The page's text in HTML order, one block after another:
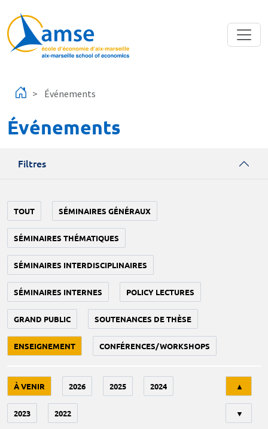
Événements
Événements
Filtres
TOUT SÉMINAIRES GÉNÉRAUX
SÉMINAIRES THÉMATIQUES
SÉMINAIRES INTERDISCIPLINAIRES
SÉMINAIRES INTERNES POLICY LECTURES
GRAND PUBLIC SOUTENANCES DE THÈSE
ENSEIGNEMENT CONFÉRENCES/WORKSHOPS
À VENIR 2026 2025 2024
2023 2022
▲
▼